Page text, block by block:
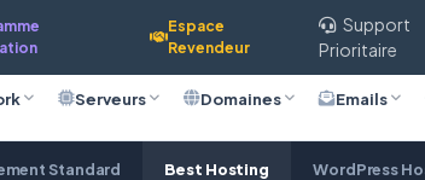
Espace
Revendeur
Support
Prioritaire
Serveurs Domaines Emails
Standard Best Hosting WordPress